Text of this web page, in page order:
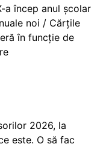
a încep anul școlar
noi / Cărțile
în funcție de
2026, la
este. O să fac